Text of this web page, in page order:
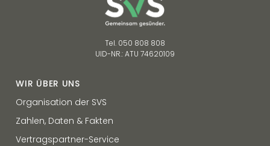
Tel. 050 808 808
UID-NR.: ATU 74620109
WIR ÜBER UNS
Organisation der SVS
Zahlen, Daten & Fakten
Vertragspartner-Service